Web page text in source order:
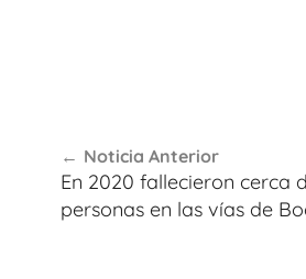
de
entradas
Noticia Anterior
En 2020 fallecieron cerca
personas en las vías de